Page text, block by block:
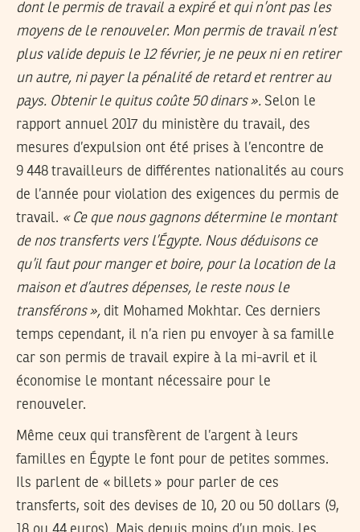
dont le permis de travail a expiré et qui n’ont pas les
moyens de le renouveler. Mon permis de travail n’est
plus valide depuis le 12 février, je ne peux ni en retirer
un autre, ni payer la pénalité de retard et rentrer au
pays. Obtenir le quitus coûte 50 dinars ». Selon le
rapport annuel 2017 du ministère du travail, des
mesures d’expulsion ont été prises à l’encontre de
9 448 travailleurs de différentes nationalités au cours
de l’année pour violation des exigences du permis de
travail. « Ce que nous gagnons détermine le montant
de nos transferts vers l’Égypte. Nous déduisons ce
qu’il faut pour manger et boire, pour la location de la
maison et d’autres dépenses, le reste nous le
transférons », dit Mohamed Mokhtar. Ces derniers
temps cependant, il n’a rien pu envoyer à sa famille
car son permis de travail expire à la mi-avril et il
économise le montant nécessaire pour le
renouveler.
Même ceux qui transfèrent de l’argent à leurs
familles en Égypte le font pour de petites sommes.
Ils parlent de « billets » pour parler de ces
transferts, soit des devises de 10, 20 ou 50 dollars (9,